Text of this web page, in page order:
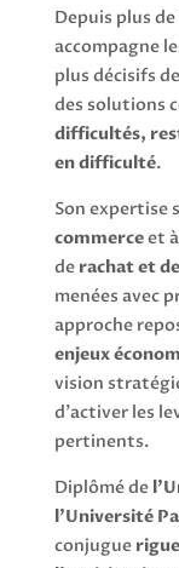
Depuis plus de
accompagne
plus décisifs
des solutions
difficultés,
en difficulté.
Son expertise
commerceet
de rachat et
menées avec
approche
enjeux
vision
d’activer les
pertinents.
Diplômé de
l’Université
conjugue